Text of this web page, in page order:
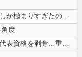
【マスコミ妄想】女性セブンさん、高市憎しが極まりすぎたのか、過去一級の...
度
中国、金融監督管理総局前トップの全人代代表資格を剥奪…重大な規律違反で...